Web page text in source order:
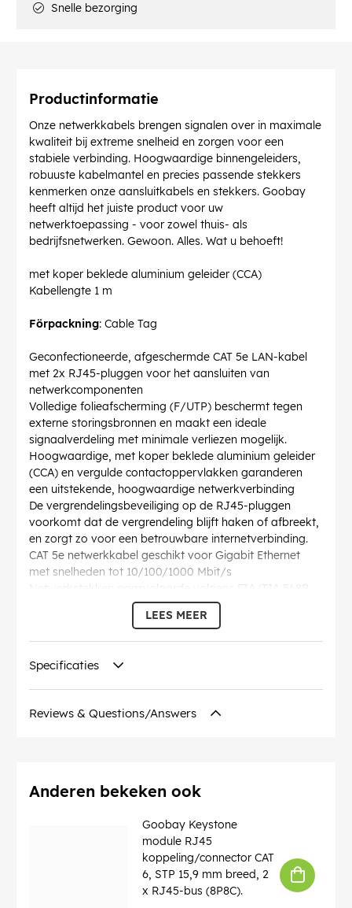
Snelle bezorging
Productinformatie
Onze netwerkkabels brengen signalen over in maximale
kwaliteit bij extreme snelheid en zorgen voor een
stabiele verbinding. Hoogwaardige binnengeleiders,
robuuste kabelmantel en precies passende stekkers
kenmerken onze aansluitkabels en stekkers. Goobay
heeft altijd het juiste product voor uw
netwerktoepassing - voor zowel thuis- als
bedrijfsnetwerken. Gewoon. Alles. Wat u behoeft!
met koper beklede aluminium geleider (CCA)
Kabellengte 1 m
Förpackning: Cable Tag
Geconfectioneerde, afgeschermde CAT 5e LAN-kabel
met 2x RJ45-pluggen voor het aansluiten van
netwerkcomponenten
Volledige folieafscherming (F/UTP) beschermt tegen
externe storingsbronnen en maakt een ideale
signaalverdeling met minimale verliezen mogelijk.
Hoogwaardige, met koper beklede aluminium geleider
(CCA) en vergulde contactoppervlakken garanderen
een uitstekende, hoogwaardige netwerkverbinding
De vergrendelingsbeveiliging op de RJ45-pluggen
voorkomt dat de vergrendeling blijft haken of afbreekt,
en zorgt zo voor een betrouwbare internetverbinding.
CAT 5e netwerkkabel geschikt voor Gigabit Ethernet
met snelheden tot 10/100/1000 Mbit/s
Netwerkstekker: paarvolgorde volgens EIA/TIA 568B,
kabelstructuur: getwist paar kabel
Lengtespecificatie van de Ethernetkabel is genoteerd
op de overmoulded slimline-knikbeveiliging op de
AWG: 26/7 (stranded)
Buigradius >: 46.4 mm
Diameter kabelmantel (ca.): 5.5 mm
Identificaties: WEEE, CE
Bedrijfstemperatuur vanaf: 0 °C
: 100 MHz
: dubbelzijdig
: Ronde kabel
Kabelmantel, materiaal: PVC
LEES MEER
Specificaties
Reviews & Questions/Answers
Anderen bekeken ook
Goobay Keystone
module RJ45
koppeling/connector CAT
6, STP 15,9 mm breed, 2
x RJ45-bus (8P8C).